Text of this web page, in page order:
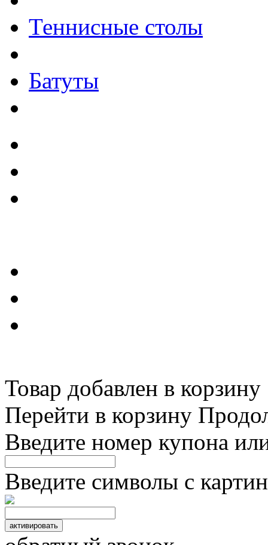
Теннисные столы
Батуты
Товар добавлен в корзину
Перейти в корзину
Введите номер купона
Введите символы с